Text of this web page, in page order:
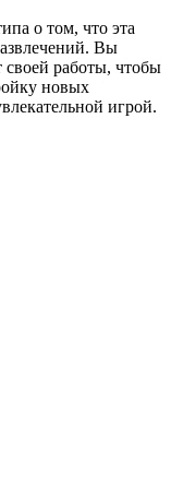
о том, что эта
Вы
своей работы, чтобы
новых
игрой.